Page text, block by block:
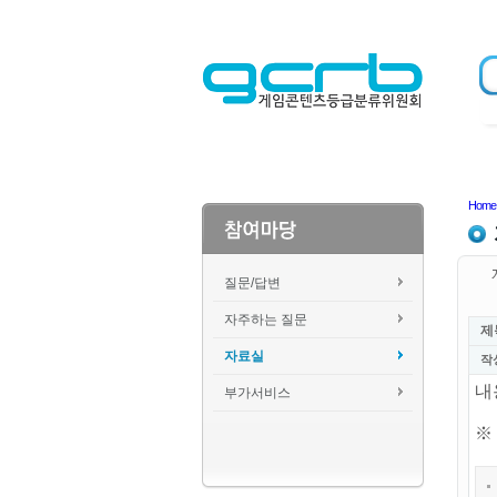
질문/답변
자주하는 질문
자료실
부가서비스
Home
제
작
내
※